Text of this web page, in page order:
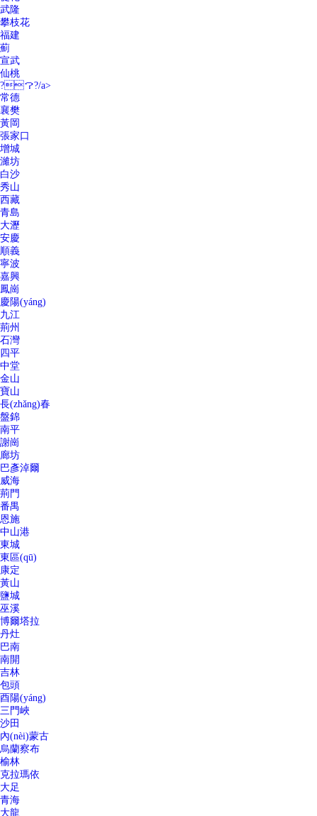
武隆
攀枝花
福建
薊
宣武
仙桃
?？?/a>
常德
襄樊
黃岡
張家口
增城
濰坊
白沙
秀山
西藏
青島
大瀝
安慶
順義
寧波
嘉興
鳳崗
慶陽(yáng)
九江
荊州
石灣
四平
中堂
金山
寶山
長(zhǎng)春
盤錦
南平
謝崗
廊坊
巴彥淖爾
威海
荊門
番禺
恩施
中山港
東城
東區(qū)
康定
黃山
鹽城
巫溪
博爾塔拉
丹灶
巴南
南開
吉林
包頭
酉陽(yáng)
三門峽
沙田
內(nèi)蒙古
烏蘭察布
榆林
克拉瑪依
大足
青海
大龍